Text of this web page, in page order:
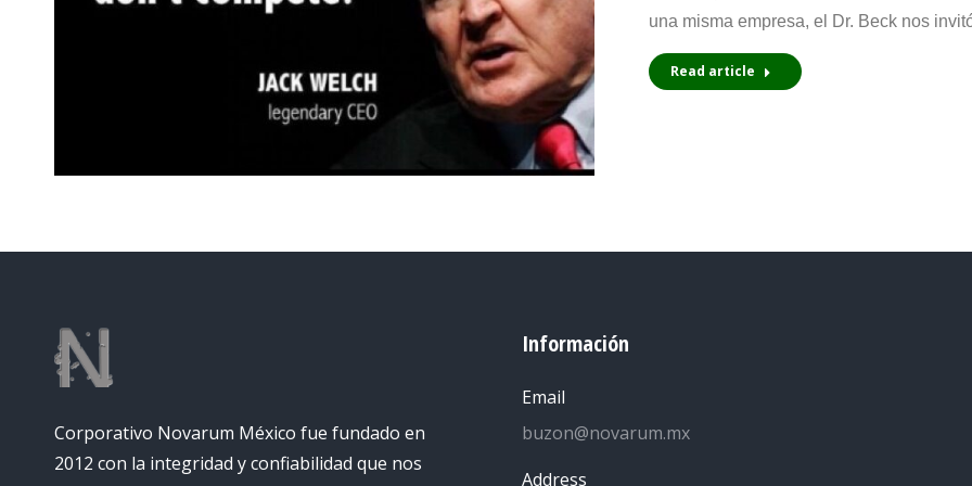
una misma empresa, el Dr. Beck nos
Read article
Corporativo Novarum México fue fundado en
2012 con la integridad y confiabilidad que nos
Información
Email
buzon@novarum.mx
Address